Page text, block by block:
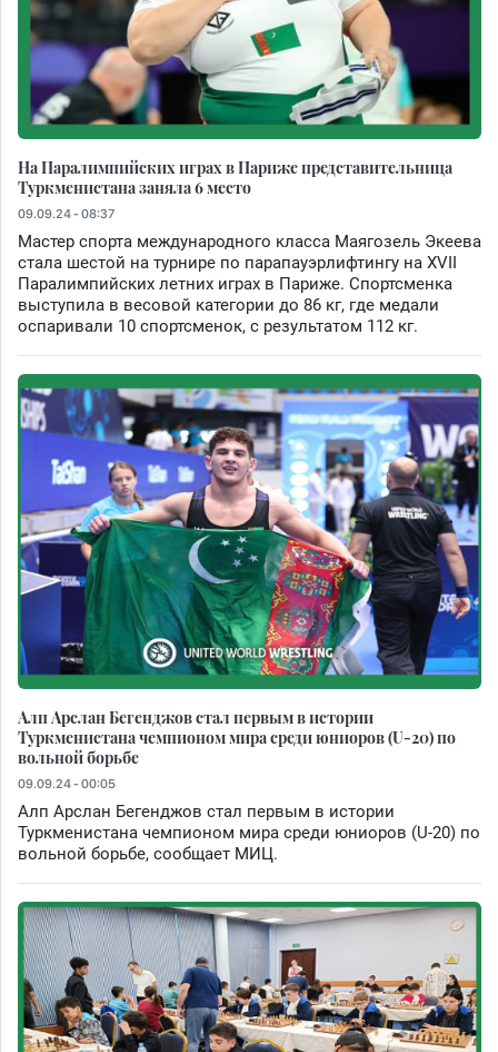
На Паралимпийских играх в Париже представительница
Туркменистана заняла 6 место
09.09.24 - 08:37
Мастер спорта международного класса Маягозель Экеева
стала шестой на турнире по парапауэрлифтингу на XVII
Паралимпийских летних играх в Париже. Спортсменка
выступила в весовой категории до 86 кг, где медали
оспаривали 10 спортсменок, с результатом 112 кг.
Алп Арслан Бегенджов стал первым в истории
Туркменистана чемпионом мира среди юниоров (U-20) по
вольной борьбе
09.09.24 - 00:05
Алп Арслан Бегенджов стал первым в истории
Туркменистана чемпионом мира среди юниоров (U-20) по
вольной борьбе, сообщает МИЦ.